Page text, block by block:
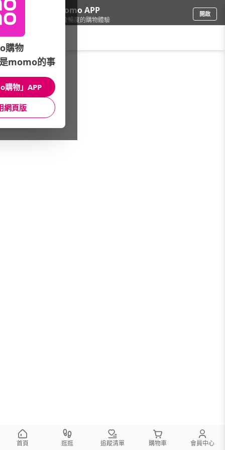
下載momo APP
給你3倍流暢度的購物體驗
開啟
車/汽車百貨/行車救援/電力系統
館長推薦 月銷量
首頁 逛逛 追蹤清單 購物車 會員中心
購物
momo的事
購物」APP
網頁版